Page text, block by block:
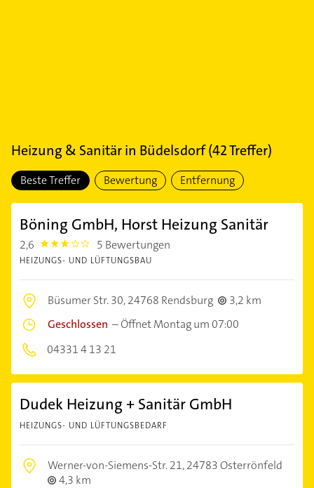
Heizung & Sanitärin Büdelsdorf(42Treffer)
Beste Treffer Bewertung Entfernung
Böning GmbH, Horst Heizung Sanitär
2,6 2.6000001 5 Bewertungen
HEIZUNGS- UND LÜFTUNGSBAU
Büsumer Str. 30,24768 Rendsburg
3,2 km
Geschlossen –Öffnet Montag um 07:00
04331 4 13 21
Dudek Heizung + Sanitär GmbH
HEIZUNGS- UND LÜFTUNGSBEDARF
Werner-von-Siemens-Str. 21,24783 Osterrönfeld
4,3 km